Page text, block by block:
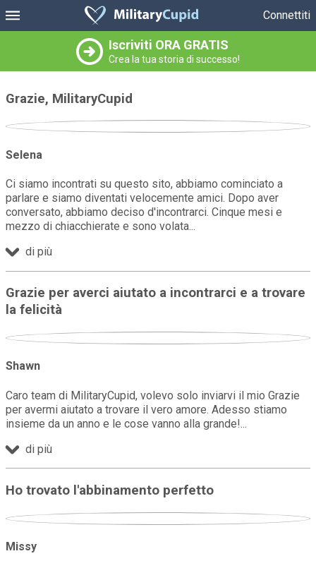
Connettiti
Iscriviti ORA GRATIS
Crea la tua storia di successo!
Grazie, MilitaryCupid
Selena
Ci siamo incontrati su questo sito, abbiamo cominciato a
parlare e siamo diventati velocemente amici. Dopo aver
conversato, abbiamo deciso d'incontrarci. Cinque mesi e
mezzo di chiacchierate e sono volata
di più
Grazie per averci aiutato a incontrarci e a trovare
la felicità
Shawn
Caro team di MilitaryCupid, volevo solo inviarvi il mio Grazie
per avermi aiutato a trovare il vero amore. Adesso stiamo
insieme da un anno e le cose vanno alla grande!
di più
Ho trovato l'abbinamento perfetto
Missy